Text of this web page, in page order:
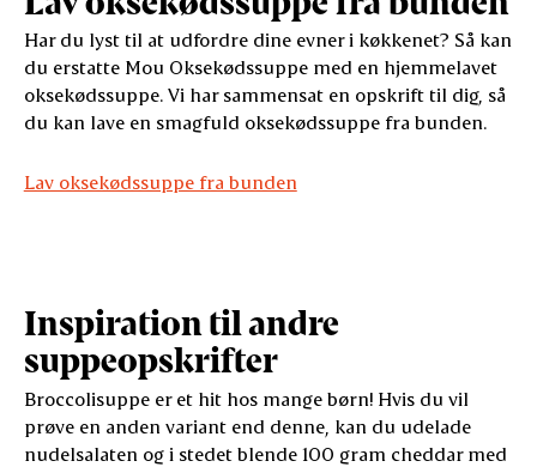
Har du lyst til at udfordre dine evner i køkkenet? Så kan
du erstatte Mou Oksekødssuppe med en hjemmelavet
oksekødssuppe. Vi har sammensat en opskrift til dig, så
du kan lave en smagfuld oksekødssuppe fra bunden.
Lav oksekødssuppe fra bunden
Inspiration til andre
suppeopskrifter
Broccolisuppe er et hit hos mange børn! Hvis du vil
prøve en anden variant end denne, kan du udelade
nudelsalaten og i stedet blende 100 gram cheddar med